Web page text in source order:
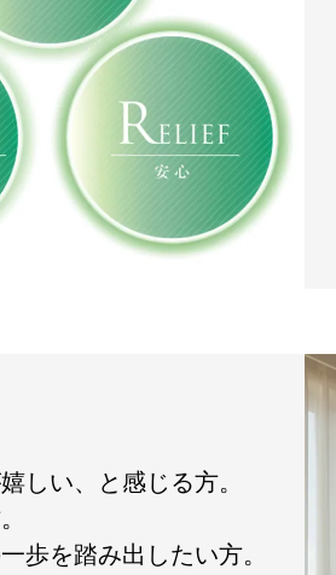
しい、と感じる方。
歩を踏み出したい方。